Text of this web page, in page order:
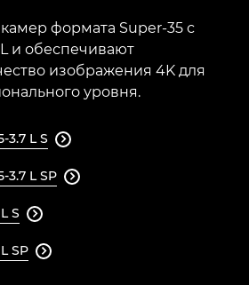
формата Super-35 с
и обеспечивают
изображения 4K для
уровня.
3.7 L S 
3.7 L SP 
S 
SP 